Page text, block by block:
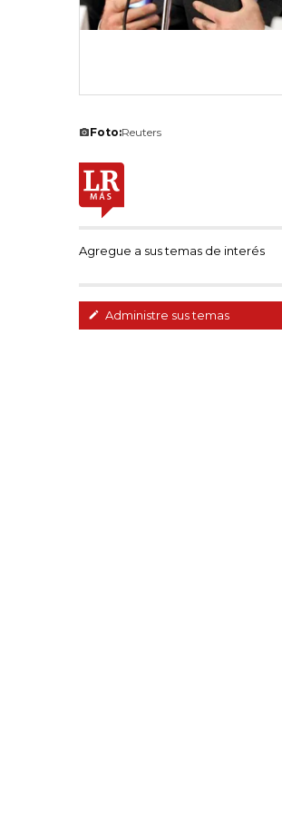
Foto:Reuters
Agregue a sus temas de interés
Administre sus temas